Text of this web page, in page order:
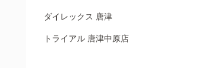
ダイレックス 唐津
トライアル 唐津中原店